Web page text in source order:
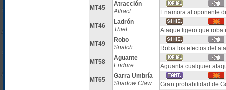
MT45
Atracción
Attract
Enamora al oponente
MT46
Ladrón
Thief
Ataque ligero que
MT49
Robo
Snatch
Roba los efectos del
MT58
Aguante
Endure
Aguanta cualquier
MT65
Garra Umbría
Shadow Claw
Gran probabilidad de